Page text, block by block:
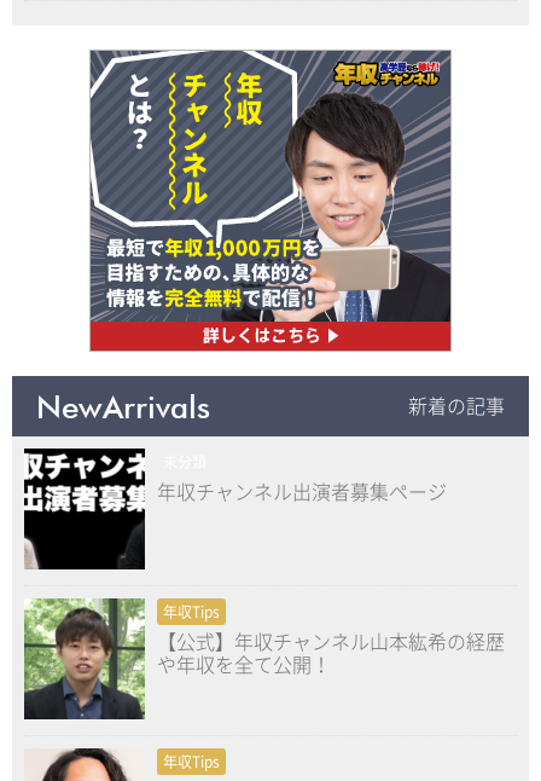
NewArrivals 新着の記事
年収チャンネル出演者募集ページ
年収Tips
【公式】年収チャンネル山本紘希の経歴
や年収を全て公開！
年収Tips